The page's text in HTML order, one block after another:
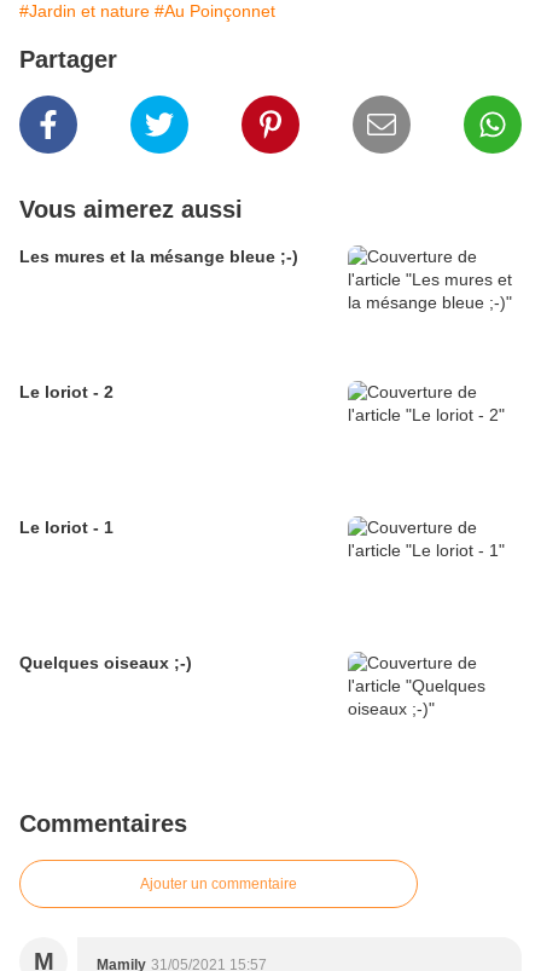
#Jardin et nature #Au Poinçonnet
Partager
Vous aimerez aussi
Les mures et la mésange bleue ;-)
Le loriot - 2
Le loriot - 1
Quelques oiseaux ;-)
Commentaires
Ajouter un commentaire
M Mamily 31/05/2021 15:57